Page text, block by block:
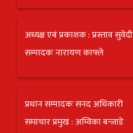
अध्यक्ष एबं प्रकाशक : प्रस्ताव सुवेदी
सम्पादकः नारायण काफ्ले
प्रधान सम्पादकः सनद अधिकारी
समाचार प्रमुख : अम्विका बन्जाडे